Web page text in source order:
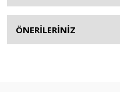
ÖNERİLERİNİZ